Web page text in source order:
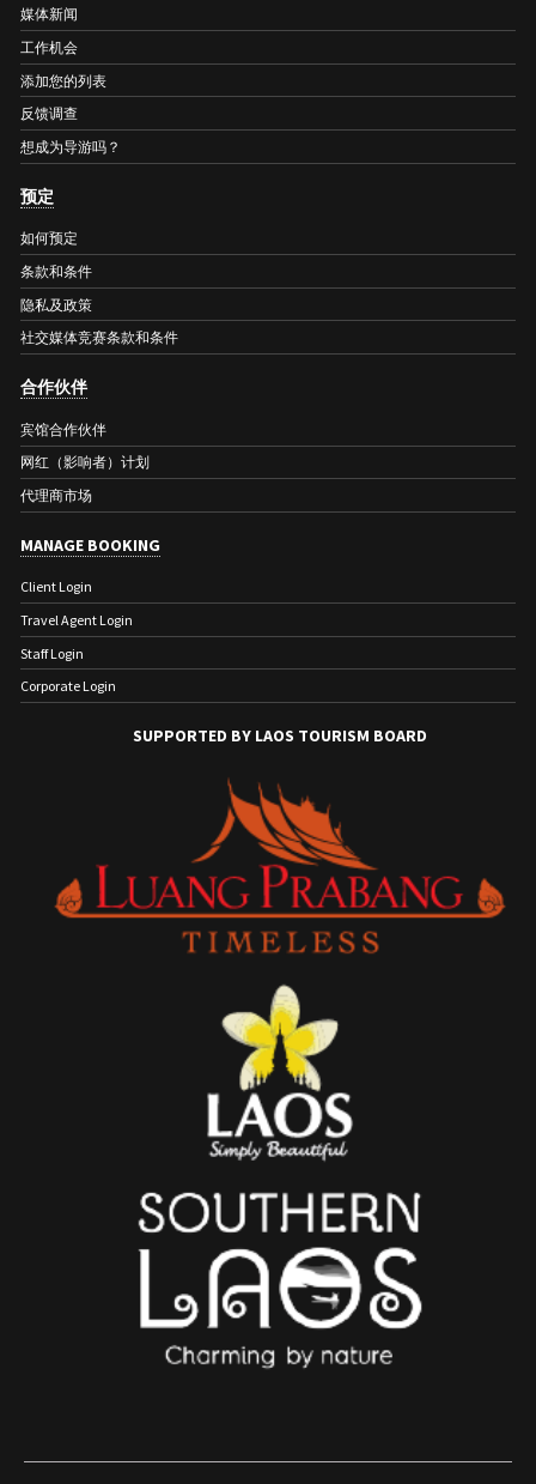
媒体新闻
工作机会
添加您的列表
反馈调查
想成为导游吗？
预定
如何预定
条款和条件
隐私及政策
社交媒体竞赛条款和条件
合作伙伴
宾馆合作伙伴
网红（影响者）计划
代理商市场
MANAGE BOOKING
Client Login
Travel Agent Login
Staff Login
Corporate Login
SUPPORTED BY LAOS TOURISM BOARD